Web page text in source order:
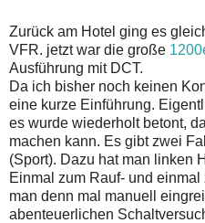
Zurück am Hotel ging es
VFR. jetzt war die große
Ausführung mit DCT.
Da ich bisher noch keinen
eine kurze Einführung.
es wurde wiederholt betont,
machen kann. Es gibt zwei
(Sport). Dazu hat man linken
Einmal zum Rauf- und
man denn mal manuell
abenteuerlichen